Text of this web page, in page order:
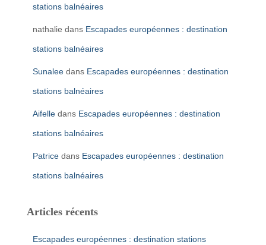
stations balnéaires
nathalie dans Escapades européennes : destination
stations balnéaires
Sunalee dans Escapades européennes : destination
stations balnéaires
Aifelle dans Escapades européennes : destination
stations balnéaires
Patrice dans Escapades européennes : destination
stations balnéaires
Articles récents
Escapades européennes : destination stations